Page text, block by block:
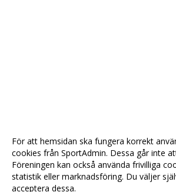
För att hemsidan ska fungera korrekt
cookies från SportAdmin. Dessa går inte
Föreningen kan också använda frivilliga
statistik eller marknadsföring. Du väljer
acceptera dessa.